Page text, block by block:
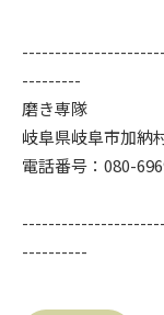
---------
磨き専隊
岐阜県岐阜市加納
電話番号：080-
----------